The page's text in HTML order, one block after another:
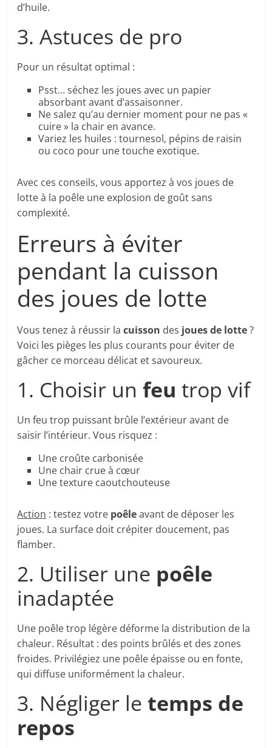
d’huile.
3. Astuces de pro
Pour un résultat optimal :
Psst… séchez les joues avec un papier
absorbant avant d’assaisonner.
Ne salez qu’au dernier moment pour ne pas «
cuire » la chair en avance.
Variez les huiles : tournesol, pépins de raisin
ou coco pour une touche exotique.
Avec ces conseils, vous apportez à vos joues de
lotte à la poêle une explosion de goût sans
complexité.
Erreurs à éviter
pendant la cuisson
des joues de lotte
Vous tenez à réussir lacuisson des joues de lotte?
Voici les pièges les plus courants pour éviter de
gâcher ce morceau délicat et savoureux.
1. Choisir unfeu trop vif
Un feu trop puissant brûle l’extérieur avant de
saisir l’intérieur. Vous risquez :
Une croûte carbonisée
Une chair crue à cœur
Une texture caoutchouteuse
Action : testez votre poêleavant de déposer les
joues. La surface doit crépiter doucement, pas
flamber.
2. Utiliser une poêle
inadaptée
Une poêle trop légère déforme la distribution de la
chaleur. Résultat : des points brûlés et des zones
froides. Privilégiez une poêle épaisse ou en fonte,
qui diffuse uniformément la chaleur.
3. Négliger letemps de
repos